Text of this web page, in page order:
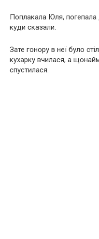
Поплакала Юля, погепала
куди сказали.
Зате гонору в неї було
кухарку вчилася, а
спустилася.